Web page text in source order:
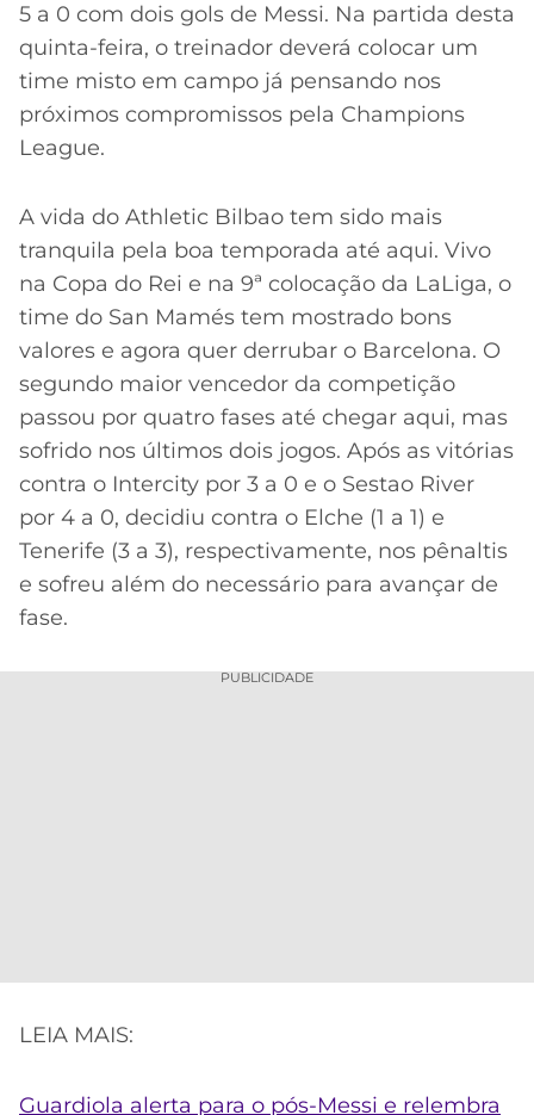
5 a 0 com dois gols de Messi. Na partida desta
quinta-feira, o treinador deverá colocar um
time misto em campo já pensando nos
próximos compromissos pela Champions
League.
A vida do Athletic Bilbao tem sido mais
tranquila pela boa temporada até aqui. Vivo
na Copa do Rei e na 9ª colocação da LaLiga, o
time do San Mamés tem mostrado bons
valores e agora quer derrubar o Barcelona. O
segundo maior vencedor da competição
passou por quatro fases até chegar aqui, mas
sofrido nos últimos dois jogos. Após as vitórias
contra o Intercity por 3 a 0 e o Sestao River
por 4 a 0, decidiu contra o Elche (1 a 1) e
Tenerife (3 a 3), respectivamente, nos pênaltis
e sofreu além do necessário para avançar de
fase.
PUBLICIDADE
LEIA MAIS:
Guardiola alerta para o pós-Messi e relembra